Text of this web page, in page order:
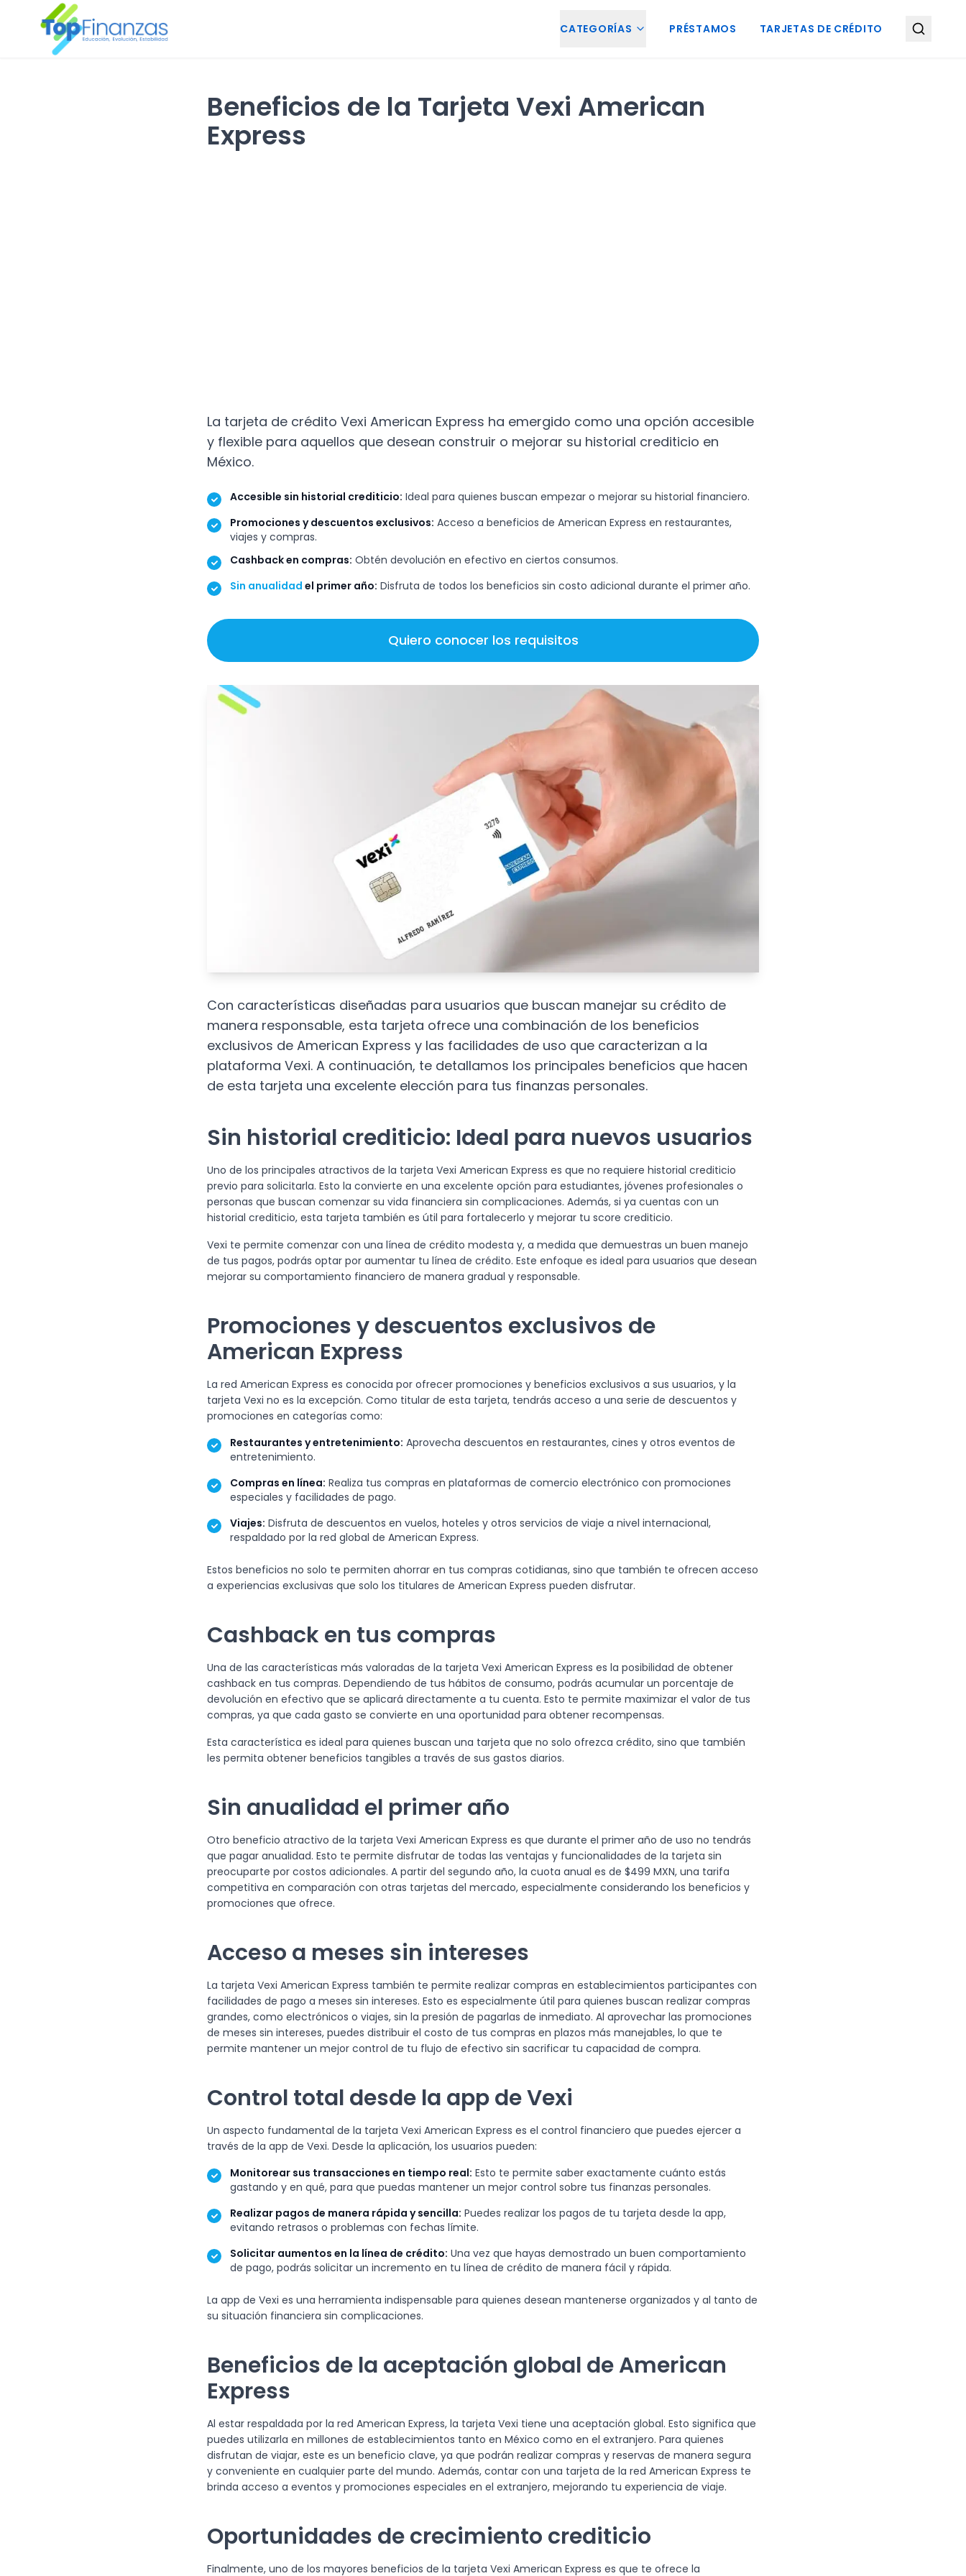
CATEGORÍAS PRÉSTAMOS TARJETAS DE CRÉDITO
Beneficios de la Tarjeta Vexi American
Express
La tarjeta de crédito Vexi American Express ha emergido como una opción accesible
y flexible para aquellos que desean construir o mejorar su historial crediticio en
México.
Accesible sin historial crediticio: Ideal para quienes buscan empezar o mejorar su historial financiero.
Promociones y descuentos exclusivos: Acceso a beneficios de American Express en restaurantes,
viajes y compras.
Cashback en compras: Obtén devolución en efectivo en ciertos consumos.
Sin anualidad el primer año: Disfruta de todos los beneficios sin costo adicional durante el primer año.
Quiero conocer los requisitos
Con características diseñadas para usuarios que buscan manejar su crédito de
manera responsable, esta tarjeta ofrece una combinación de los beneficios
exclusivos de American Express y las facilidades de uso que caracterizan a la
plataforma Vexi. A continuación, te detallamos los principales beneficios que hacen
de esta tarjeta una excelente elección para tus finanzas personales.
Sin historial crediticio: Ideal para nuevos usuarios
Uno de los principales atractivos de la tarjeta Vexi American Express es que no requiere historial crediticio
previo para solicitarla. Esto la convierte en una excelente opción para estudiantes, jóvenes profesionales o
personas que buscan comenzar su vida financiera sin complicaciones. Además, si ya cuentas con un
historial crediticio, esta tarjeta también es útil para fortalecerlo y mejorar tu score crediticio.
Vexi te permite comenzar con una línea de crédito modesta y, a medida que demuestras un buen manejo
de tus pagos, podrás optar por aumentar tu línea de crédito. Este enfoque es ideal para usuarios que desean
mejorar su comportamiento financiero de manera gradual y responsable.
Promociones y descuentos exclusivos de
American Express
La red American Express es conocida por ofrecer promociones y beneficios exclusivos a sus usuarios, y la
tarjeta Vexi no es la excepción. Como titular de esta tarjeta, tendrás acceso a una serie de descuentos y
promociones en categorías como:
Restaurantes y entretenimiento: Aprovecha descuentos en restaurantes, cines y otros eventos de
entretenimiento.
Compras en línea: Realiza tus compras en plataformas de comercio electrónico con promociones
especiales y facilidades de pago.
Viajes: Disfruta de descuentos en vuelos, hoteles y otros servicios de viaje a nivel internacional,
respaldado por la red global de American Express.
Estos beneficios no solo te permiten ahorrar en tus compras cotidianas, sino que también te ofrecen acceso
a experiencias exclusivas que solo los titulares de American Express pueden disfrutar.
Cashback en tus compras
Una de las características más valoradas de la tarjeta Vexi American Express es la posibilidad de obtener
cashback en tus compras. Dependiendo de tus hábitos de consumo, podrás acumular un porcentaje de
devolución en efectivo que se aplicará directamente a tu cuenta. Esto te permite maximizar el valor de tus
compras, ya que cada gasto se convierte en una oportunidad para obtener recompensas.
Esta característica es ideal para quienes buscan una tarjeta que no solo ofrezca crédito, sino que también
les permita obtener beneficios tangibles a través de sus gastos diarios.
Sin anualidad el primer año
Otro beneficio atractivo de la tarjeta Vexi American Express es que durante el primer año de uso no tendrás
que pagar anualidad. Esto te permite disfrutar de todas las ventajas y funcionalidades de la tarjeta sin
preocuparte por costos adicionales. A partir del segundo año, la cuota anual es de $499 MXN, una tarifa
competitiva en comparación con otras tarjetas del mercado, especialmente considerando los beneficios y
promociones que ofrece.
Acceso a meses sin intereses
La tarjeta Vexi American Express también te permite realizar compras en establecimientos participantes con
facilidades de pago a meses sin intereses. Esto es especialmente útil para quienes buscan realizar compras
grandes, como electrónicos o viajes, sin la presión de pagarlas de inmediato. Al aprovechar las promociones
de meses sin intereses, puedes distribuir el costo de tus compras en plazos más manejables, lo que te
permite mantener un mejor control de tu flujo de efectivo sin sacrificar tu capacidad de compra.
Control total desde la app de Vexi
Un aspecto fundamental de la tarjeta Vexi American Express es el control financiero que puedes ejercer a
través de la app de Vexi. Desde la aplicación, los usuarios pueden:
Monitorear sus transacciones en tiempo real: Esto te permite saber exactamente cuánto estás
gastando y en qué, para que puedas mantener un mejor control sobre tus finanzas personales.
Realizar pagos de manera rápida y sencilla: Puedes realizar los pagos de tu tarjeta desde la app,
evitando retrasos o problemas con fechas límite.
Solicitar aumentos en la línea de crédito: Una vez que hayas demostrado un buen comportamiento
de pago, podrás solicitar un incremento en tu línea de crédito de manera fácil y rápida.
La app de Vexi es una herramienta indispensable para quienes desean mantenerse organizados y al tanto de
su situación financiera sin complicaciones.
Beneficios de la aceptación global de American
Express
Al estar respaldada por la red American Express, la tarjeta Vexi tiene una aceptación global. Esto significa que
puedes utilizarla en millones de establecimientos tanto en México como en el extranjero. Para quienes
disfrutan de viajar, este es un beneficio clave, ya que podrán realizar compras y reservas de manera segura
y conveniente en cualquier parte del mundo. Además, contar con una tarjeta de la red American Express te
brinda acceso a eventos y promociones especiales en el extranjero, mejorando tu experiencia de viaje.
Oportunidades de crecimiento crediticio
Finalmente, uno de los mayores beneficios de la tarjeta Vexi American Express es que te ofrece la